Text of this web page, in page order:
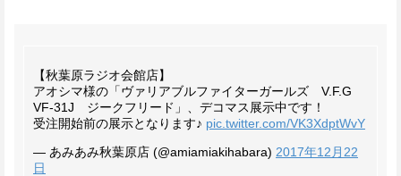
【秋葉原ラジオ会館店】
アオシマ様の「ヴァリアブルファイターガールズ V.F.G
VF-31J ジークフリード」、デコマス展示中です！
受注開始前の展示となります♪ pic.twitter.com/VK3XdptWvY
— あみあみ秋葉原店 (@amiamiakihabara) 2017年12月22
日